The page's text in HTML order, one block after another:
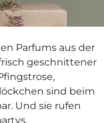
Parfums aus der
geschnittener
sind beim
Und sie rufen